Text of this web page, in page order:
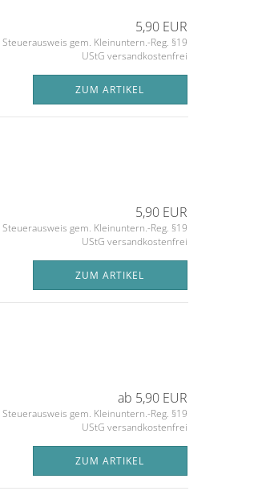
5,90 EUR
Steuerausweis gem. Kleinuntern.-Reg. §19
UStG versandkostenfrei
ZUM ARTIKEL
5,90 EUR
Steuerausweis gem. Kleinuntern.-Reg. §19
UStG versandkostenfrei
ZUM ARTIKEL
ab 5,90 EUR
Steuerausweis gem. Kleinuntern.-Reg. §19
UStG versandkostenfrei
ZUM ARTIKEL